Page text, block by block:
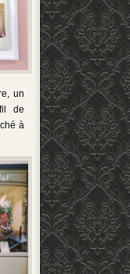
un
de
à